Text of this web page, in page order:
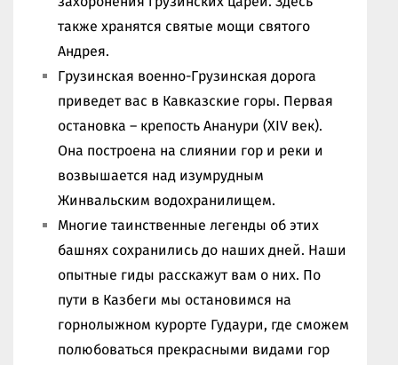
также хранятся святые мощи святого
Андрея.
Грузинская военно-Грузинская дорога
приведет вас в Кавказские горы. Первая
остановка – крепость Ананури (XIV век).
Она построена на слиянии гор и реки и
возвышается над изумрудным
Жинвальским водохранилищем.
Многие таинственные легенды об этих
башнях сохранились до наших дней. Наши
опытные гиды расскажут вам о них. По
пути в Казбеги мы остановимся на
горнолыжном курорте Гудаури, где сможем
полюбоваться прекрасными видами гор